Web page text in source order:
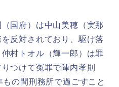
国府）は中山美穂（実那
反対されており、駆け落
村トオル（輝一郎）は罪
つけて冤罪で陣内孝則
もの間刑務所で過ごすこと